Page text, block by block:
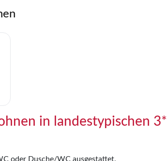
in landestypischen
oder Dusche/WC ausgestattet.